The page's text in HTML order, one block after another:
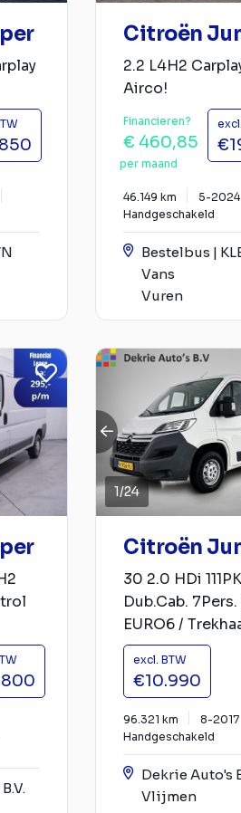
Citroën
2.2 L4H2
Airco!
Financieren?
€ 460,85
per maand
46.149 km
5-2024
Handgeschakeld
Bestelbus |
Vans
Vuren
1/24
Citroën
30 2.0 HDi
Dub.Cab. 7Pers.
EURO6 /
excl. BTW
€10.990
96.321 km
8-2017
Handgeschakeld
Dekrie Auto's
Vlijmen